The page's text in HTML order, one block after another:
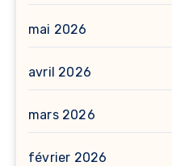
mai 2026
avril 2026
mars 2026
février 2026